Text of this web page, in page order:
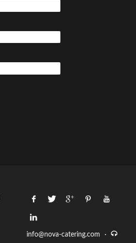
info@nova-catering.com
·